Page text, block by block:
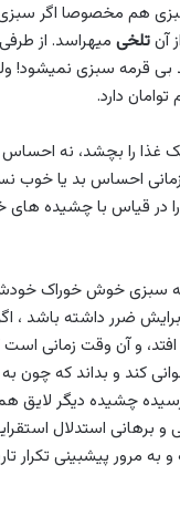
سبزی هم مخصوصا اگر
آنتلخی میهراسد. از
بی قرمه سبزی نمیشود!
دارد.
یک غذا را بچشد، نه
احساس بد یا خوب
در قیاس با چشیده های
سبزی خوش خوراک
برایش ضرر داشته باشد ،
و آن وقت زمانی است
کند و بداند که چون
چشیده دیگر لایق
و برهانی استدلال
به مرور پیشبینی تکرار